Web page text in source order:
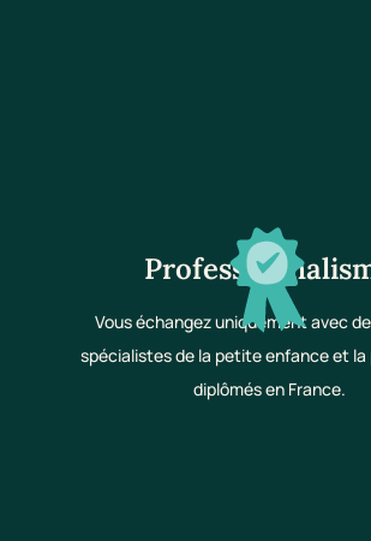
Vous échangez uniquement avec
spécialistes de la petite enfance et
diplômés en France.